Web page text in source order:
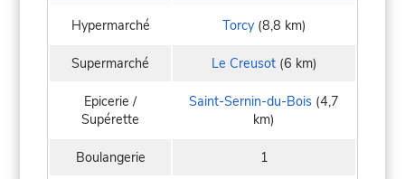
Hypermarché Torcy(8,8 km)
Supermarché Le Creusot(6 km)
Epicerie /
Supérette
Saint-Sernin-du-Bois (4,7
km)
Boulangerie 1